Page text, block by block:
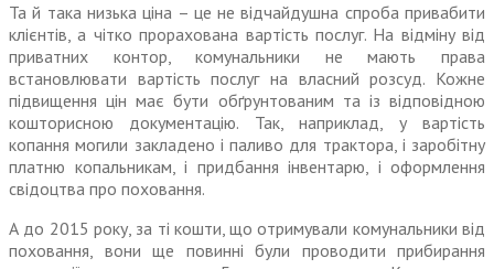
Та й така низька ціна – це не відчайдушна спроба привабити
клієнтів, а чітко прорахована вартість послуг. На відміну від
приватних контор, комунальники не мають права
встановлювати вартість послуг на власний роз­суд. Кожне
підвищення цін має бути обґрунтованим та із відповід­ною
кошторисною документацію. Так, наприклад, у вартість
копання могили закладено і паливо для трактора, і заробітну
платню копальникам, і придбання інвен­тарю, і оформлення
свідоцтва про поховання.
А до 2015 року, за ті кошти, що отримували комунальники від
поховання, вони ще повинні були проводити прибирання